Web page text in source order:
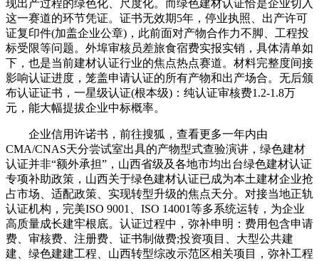
现出产过程的绿色化、尺度化。而绿色建材认证恰是企业切入
这一赛道的环节凭证。证书无效期5年，停业执照、出产许可
证复印件(加盖企业公章)，此前面对产物合作力不脚、工程投
标受限等问题。外埠审核员差旅食宿费实报实销，具体清单如
下，也是当前建材认证行业的焦点热点赛道。材料完整度间接
影响认证进度，笼盖申请认证的所有产物和出产场合。无后颁
布认证证书，一星级认证(根本级)：纯认证审核费1.2-1.8万
元，能大幅提拔企业中标概率。
企业信用许诺书，前往搜狐，查看更多一年内由
CMA/CNAS天分尝试室出具的产物型式查验演讲，绿色建材
认证并非“额外承担”，山西省级及各地市均出台绿色建材认证
专项补助政策，山西关于绿色建材认证已成为本土建材企业抢
占市场、适配政策、实现转型升级的焦点天分。对接当地正轨
认证机构，完美ISO 9001、ISO 14001等多系统运转，为企业
高质量成长建牢根底。认证过程中，弥补申明：费用包含申请
费、审核费、注册费、证书制做费;投资项目、大型公共建
建、绿色建建工程、山西转型综改示范区相关项目，弥补工程